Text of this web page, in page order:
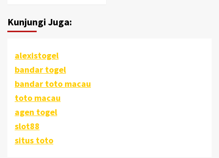
Kunjungi Juga:
alexistogel
bandar togel
bandar toto macau
toto macau
agen togel
slot88
situs toto